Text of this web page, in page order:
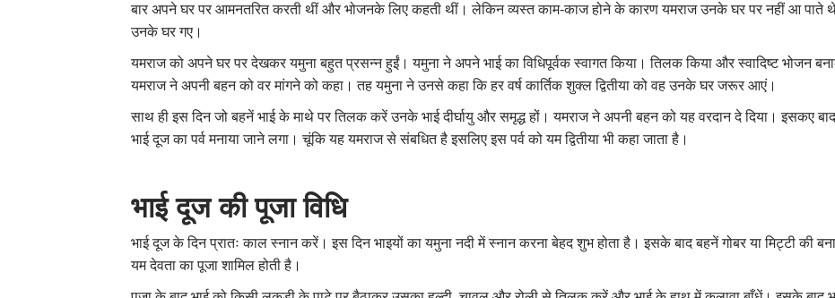
बार अपने घर पर आमनतरित करती थीं और भोजनके लिए कहती थीं। लेकिन व्यस्त काम-काज होने के कारण यमराज उनके घर पर नहीं आ
उनके घर गए।
यमराज को अपने घर पर देखकर यमुना बहुत प्रसन्न हुईं। यमुना ने अपने भाई का विधिपूर्वक स्वागत किया। तिलक किया और स्वादिष्ट भोजन
यमराज ने अपनी बहन को वर मांगने को कहा। तह यमुना ने उनसे कहा कि हर वर्ष कार्तिक शुक्ल द्वितीया को वह उनके घर जरूर आएं।
साथ ही इस दिन जो बहनें भाई के माथे पर तिलक करें उनके भाई दीर्घायु और समृद्ध हों। यमराज ने अपनी बहन को यह वरदान दे दिया। इसकए बाद
भाई दूज का पर्व मनाया जाने लगा। चूंकि यह यमराज से संबधित है इसलिए इस पर्व को यम द्वितीया भी कहा जाता है।
भाई दूज की पूजा विधि
भाई दूज के दिन प्रातः काल स्नान करें। इस दिन भाइयों का यमुना नदी में स्नान करना बेहद शुभ होता है। इसके बाद बहनें गोबर या मिट्टी
यम देवता का पूजा शामिल होती है।